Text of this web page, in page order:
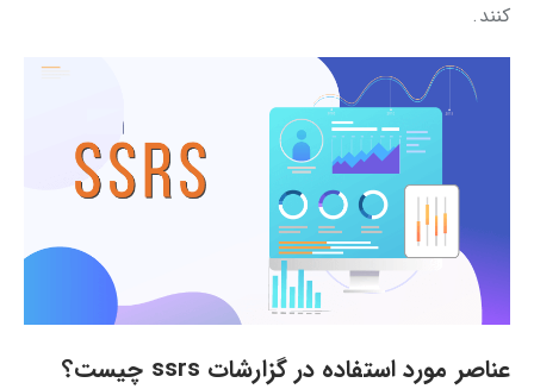
کنند.
عناصر مورد استفاده در گزارشات ssrs چیست؟